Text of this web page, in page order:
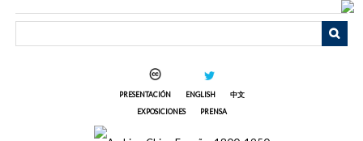
PRESENTACIÓN ENGLISH
中文
EXPOSICIONES
PRENSA